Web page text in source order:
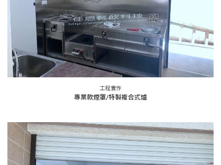
工程實作
專業款煙罩/特製複合式爐